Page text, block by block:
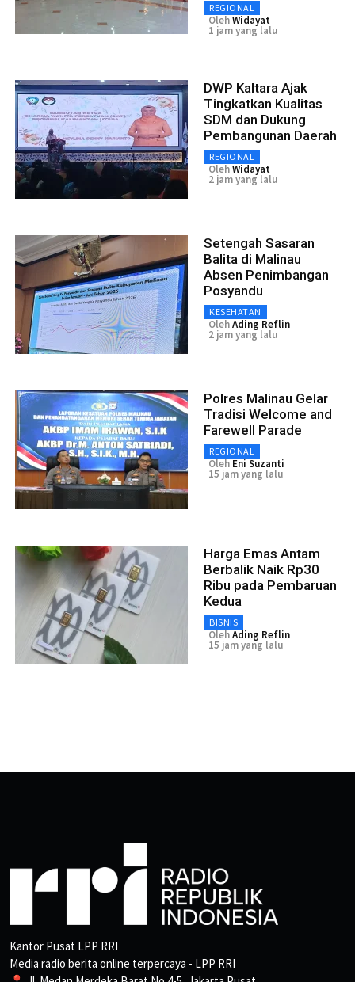
REGIONAL
OlehWidayat
1 jam yang lalu
DWP Kaltara Ajak
Tingkatkan Kualitas
SDM dan Dukung
Pembangunan Daerah
REGIONAL
OlehWidayat
2 jam yang lalu
Setengah Sasaran
Balita di Malinau
Absen Penimbangan
Posyandu
KESEHATAN
OlehAding Reflin
2 jam yang lalu
Polres Malinau Gelar
Tradisi Welcome and
Farewell Parade
REGIONAL
Oleh Eni Suzanti
15 jam yang lalu
Harga Emas Antam
Berbalik Naik Rp30
Ribu pada Pembaruan
Kedua
BISNIS
OlehAding Reflin
15 jam yang lalu
Kantor Pusat LPP RRI
Media radio berita online terpercaya - LPP RRI